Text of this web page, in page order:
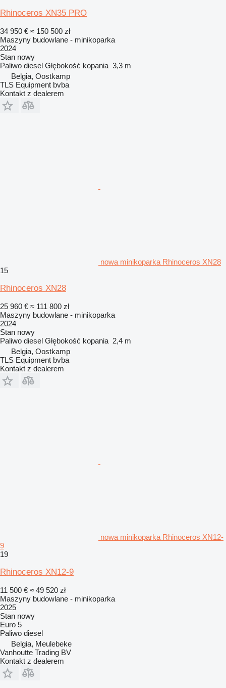
Rhinoceros XN35 PRO
34 950 € ≈ 150 500 zł
Maszyny budowlane - minikoparka
2024
Stan nowy
Paliwo diesel Głębokość kopania 3,3 m
Belgia, Oostkamp
TLS Equipment bvba
Kontakt z dealerem
nowa minikoparka Rhinoceros XN28
15
Rhinoceros XN28
25 960 € ≈ 111 800 zł
Maszyny budowlane - minikoparka
2024
Stan nowy
Paliwo diesel Głębokość kopania 2,4 m
Belgia, Oostkamp
TLS Equipment bvba
Kontakt z dealerem
nowa minikoparka Rhinoceros XN12-
9
19
Rhinoceros XN12-9
11 500 € ≈ 49 520 zł
Maszyny budowlane - minikoparka
2025
Stan nowy
Euro 5
Paliwo diesel
Belgia, Meulebeke
Vanhoutte Trading BV
Kontakt z dealerem